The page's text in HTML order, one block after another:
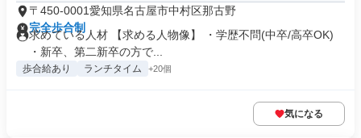
〒450-0001愛知県名古屋市中村区那古野
完全歩合制
求めている人材 【求める人物像】 ・学歴不問(中卒/高卒OK)
・新卒、第二新卒の方で...
歩合給あり ランチタイム +20個
気になる